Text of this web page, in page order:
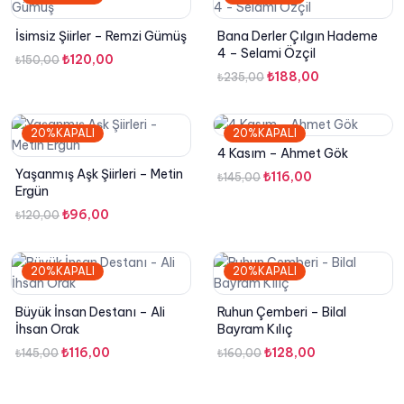
İsimsiz Şiirler – Remzi Gümüş
₺150,00 Orijinal
₺120,00
₺120,00.
Bana Derler Çılgın Hademe
4 – Selami Özçil
₺235,00 Orijinal
₺235,00.
₺188,00
fiyat:
₺188,00.
20%KAPALI
Yaşanmış Aşk Şiirleri – Metin
Ergün
₺120,00 Orijinal
₺120,00.
₺96,00
fiyat:
20%KAPALI
4 Kasım – Ahmet Gök
₺145,00 Orijinal
₺116,00
20%KAPALI
Büyük İnsan Destanı – Ali
İhsan Orak
₺145,00 Orijinal
₺116,00
20%KAPALI
Ruhun Çemberi – Bilal
Bayram Kılıç
₺160,00 Orijinal
₺128,00